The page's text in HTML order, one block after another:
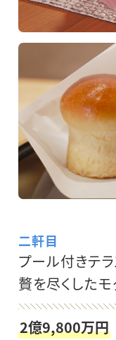
二軒目
プール付きテ
贅を尽くした
2億9,800万円